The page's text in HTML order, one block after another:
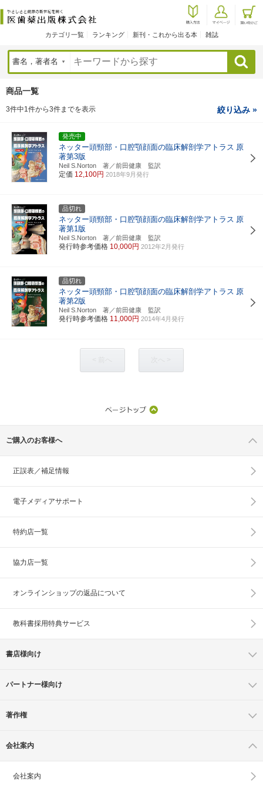
カテゴリ一覧 ランキング 新刊・これから出る本 雑誌
検索
商品一覧
3件中1件から3件までを表示 絞り込み »
発売中
ネッター頭頸部・口腔顎顔面の臨床解剖学アトラス 原
著第3版
Neil S.Norton 著／前田健康 監訳
定価 12,100円 2018年9月発行
品切れ
ネッター頭頸部・口腔顎顔面の臨床解剖学アトラス 原
著第1版
Neil S.Norton 著／前田健康 監訳
発行時参考価格 10,000円 2012年2月発行
品切れ
ネッター頭頸部・口腔顎顔面の臨床解剖学アトラス 原
著第2版
Neil S.Norton 著／前田健康 監訳
発行時参考価格 11,000円 2014年4月発行
ご購入のお客様へ
正誤表／補足情報
電子メディアサポート
特約店一覧
協力店一覧
オンラインショップの返品について
教科書採用特典サービス
書店様向け
パートナー様向け
著作権
会社案内
会社案内